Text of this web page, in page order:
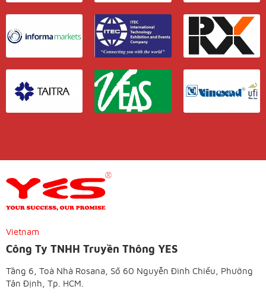
Vietnam
Công Ty TNHH Truyền Thông YES
Tầng 6, Toà Nhà Rosana, Số 60 Nguyễn Đình Chiểu, Phường
Tân Định, Tp. HCM.